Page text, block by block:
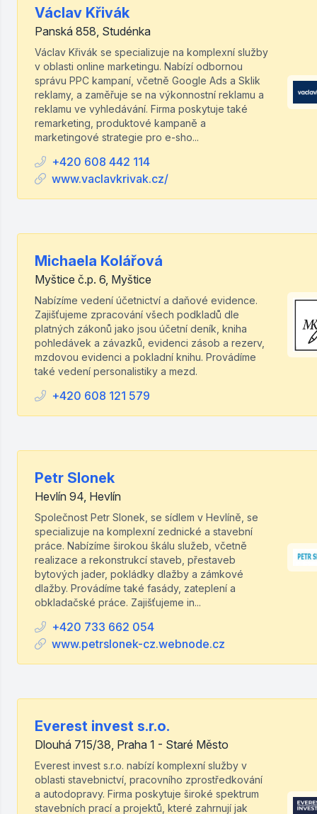
Václav Křivák
Panská 858, Studénka
Václav Křivák se specializuje na komplexní služby
v oblasti online marketingu. Nabízí odbornou
správu PPC kampaní, včetně Google Ads a Sklik
reklamy, a zaměřuje se na výkonnostní reklamu a
reklamu ve vyhledávání. Firma poskytuje také
remarketing, produktové kampaně a
marketingové strategie pro e-sho...
+420 608 442 114
www.vaclavkrivak.cz/
Michaela Kolářová
Myštice č.p. 6, Myštice
Nabízíme vedení účetnictví a daňové evidence.
Zajišťujeme zpracování všech podkladů dle
platných zákonů jako jsou účetní deník, kniha
pohledávek a závazků, evidenci zásob a rezerv,
mzdovou evidenci a pokladní knihu. Provádíme
také vedení personalistiky a mezd.
+420 608 121 579
Petr Slonek
Hevlín 94, Hevlín
Společnost Petr Slonek, se sídlem v Hevlíně, se
specializuje na komplexní zednické a stavební
práce. Nabízíme širokou škálu služeb, včetně
realizace a rekonstrukcí staveb, přestaveb
bytových jader, pokládky dlažby a zámkové
dlažby. Provádíme také fasády, zateplení a
obkladačské práce. Zajišťujeme in...
+420 733 662 054
www.petrslonek-cz.webnode.cz
Everest invest s.r.o.
Dlouhá 715/38, Praha 1 - Staré Město
Everest invest s.r.o. nabízí komplexní služby v
oblasti stavebnictví, pracovního zprostředkování
a autodopravy. Firma poskytuje široké spektrum
stavebních prací a projektů, které zahrnují jak